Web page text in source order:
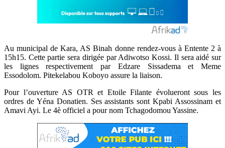
Au municipal de Kara, AS Binah donne rendez-vous à Entente 2 à
15h15. Cette partie sera dirigée par Adiwotso Kossi. Il sera aidé sur
les lignes respectivement par Edzare Sissadema et Meme
Essodolom. Pitekelabou Koboyo assure la liaison.
Pour l’ouverture AS OTR et Etoile Filante évolueront sous les
ordres de Yéna Donatien. Ses assistants sont Kpabi Assossinam et
Amavi Ayi. Le 4è officiel a pour nom Tchagodomou Yassine.